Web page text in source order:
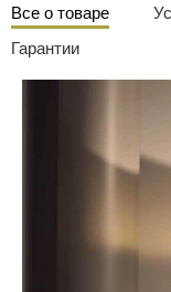
Все о товаре
Гарантии